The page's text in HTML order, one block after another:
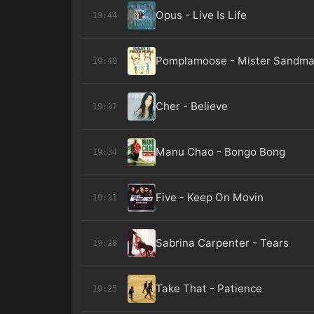
19:44 Opus - Live Is Life
19:40 Pomplamoose - Mister
19:37 Cher - Believe
19:34 Manu Chao - Bongo Bong
19:31 Five - Keep On Movin
19:28 Sabrina Carpenter - Tears
19:25 Take That - Patience